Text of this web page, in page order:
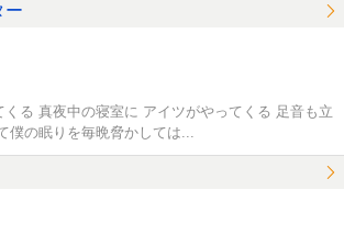
ー
る 真夜中の寝室に アイツがやってくる 足音も立
僕の眠りを毎晩脅かしては...